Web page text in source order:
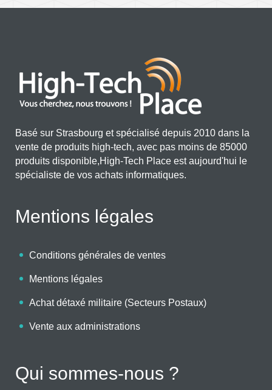
Basé sur Strasbourg et spécialisé depuis 2010 dans la
vente de produits high-tech, avec pas moins de 85000
produits disponible,High-Tech Place est aujourd'hui le
spécialiste de vos achats informatiques.
Mentions légales
Conditions générales de ventes
Mentions légales
Achat détaxé militaire (Secteurs Postaux)
Vente aux administrations
Qui sommes-nous ?